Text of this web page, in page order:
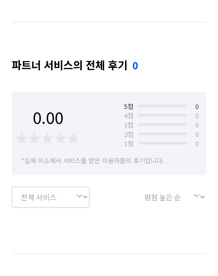
파트너 서비스의 전체 후기 0
0.00 5점
0
4점
0
3점
0
2점
0
1점
0
*실제 미소에서 서비스를 받은 이용자들의 후기입니다.